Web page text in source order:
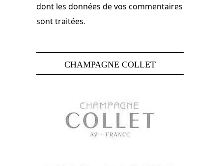
dont les données de vos commentaires
sont traitées.
CHAMPAGNE COLLET